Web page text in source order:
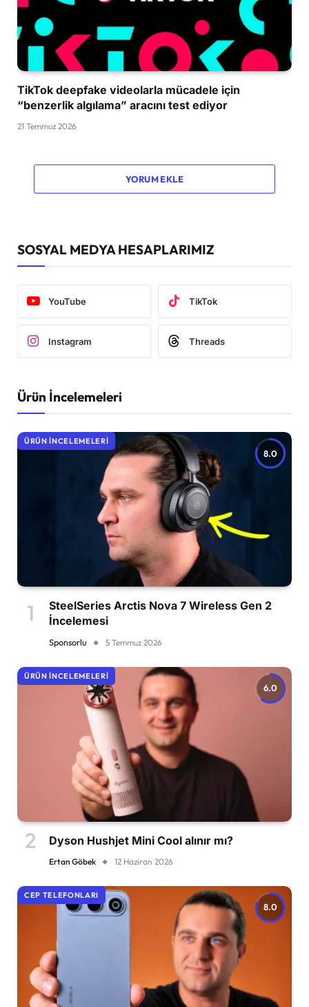
TikTok deepfake videolarla mücadele için
“benzerlik algılama” aracını test ediyor
21 Temmuz 2026
YORUM EKLE
SOSYAL MEDYA HESAPLARIMIZ
YouTube TikTok
Instagram Threads
Ürün İncelemeleri
8.0
ÜRÜN İNCELEMELERI
SteelSeries Arctis Nova 7 Wireless Gen 2
İncelemesi
Sponsorlu 5 Temmuz 2026
6.0
ÜRÜN İNCELEMELERI
Dyson Hushjet Mini Cool alınır mı?
Ertan Göbek 12 Haziran 2026
8.0
CEP TELEFONLARI